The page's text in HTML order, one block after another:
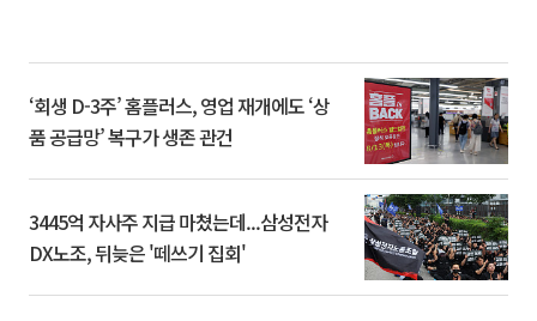
‘회생 D-3주’ 홈플러스, 영업 재개에도 ‘상
품 공급망’ 복구가 생존 관건
3445억 자사주 지급 마쳤는데...삼성전자
DX노조, 뒤늦은 '떼쓰기 집회'